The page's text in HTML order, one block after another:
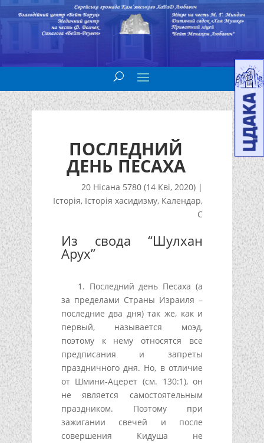
ПОСЛЕДНИЙ
ДЕНЬ ПЕСАХА
20 Нісана 5780 (14 Кві, 2020) |
Історія, Історія хасидизму, Календар,
С
Из свода “Шулхан
Арух”
1. Последний день Песаха (а
за пределами Страны Израиля –
последние два дня) так же, как и
первый, называется моэд,
поэтому к нему относятся все
предписания и запреты
праздничного дня. Но, в отличие
от Шмини-Ацерет (см. 130:1), он
не является самостоятельным
праздником. Поэтому при
зажигании свечей и после
совершения Кидуша не